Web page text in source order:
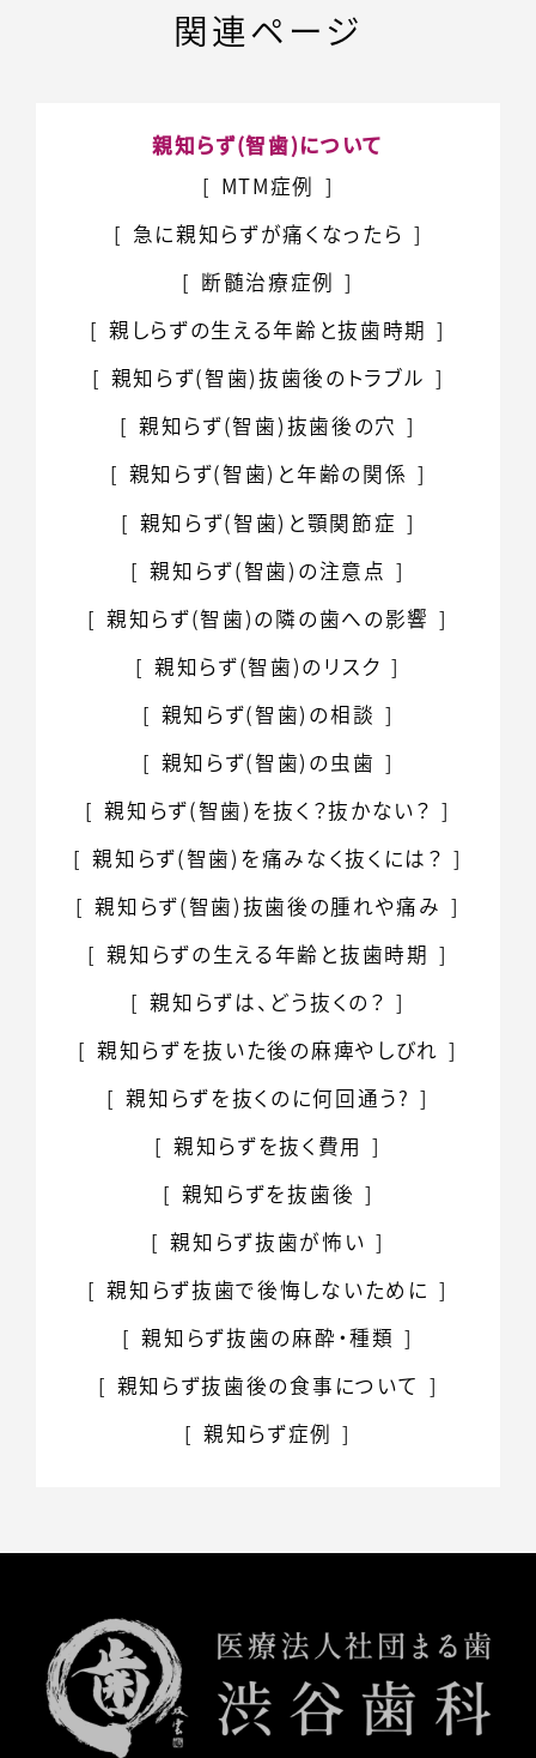
関連ページ
親知らず(智歯)について
MTM症例
急に親知らずが痛くなったら
断髄治療症例
親しらずの生える年齢と抜歯時期
親知らず(智歯)抜歯後のトラブル
親知らず(智歯)抜歯後の穴
親知らず(智歯)と年齢の関係
親知らず(智歯)と顎関節症
親知らず(智歯)の注意点
親知らず(智歯)の隣の歯への影響
親知らず(智歯)のリスク
親知らず(智歯)の相談
親知らず(智歯)の虫歯
親知らず(智歯)を抜く？抜かない？
親知らず(智歯)を痛みなく抜くには？
親知らず(智歯)抜歯後の腫れや痛み
親知らずの生える年齢と抜歯時期
親知らずは、どう抜くの？
親知らずを抜いた後の麻痺やしびれ
親知らずを抜くのに何回通う?
親知らずを抜く費用
親知らずを抜歯後
親知らず抜歯が怖い
親知らず抜歯で後悔しないために
親知らず抜歯の麻酔・種類
親知らず抜歯後の食事について
親知らず症例